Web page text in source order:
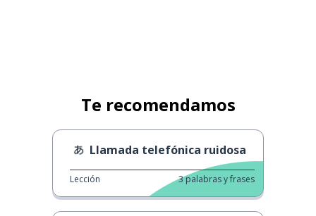
Te recomendamos
Llamada telefónica ruidosa
Lección 3palabras y frases